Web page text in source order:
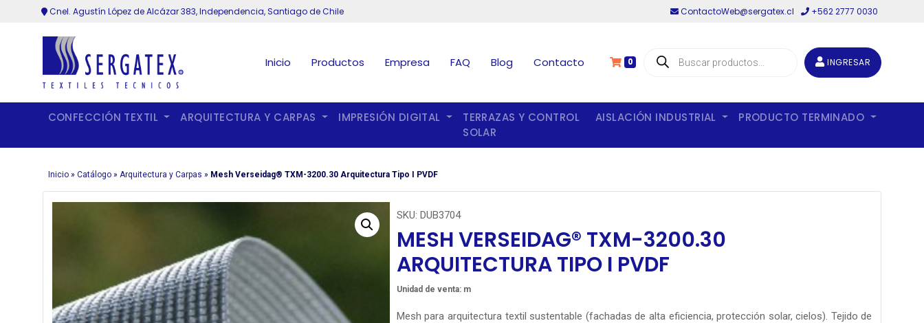
Cnel. Agustín López de Alcázar 383, Independencia, Santiago de Chile ContactoWeb@sergatex.cl +562 2777 0030
Inicio Productos Empresa FAQ Blog Contacto 0
Búsqueda
de INGRESAR
CONFECCIÓN TEXTIL ARQUITECTURA Y CARPAS IMPRESIÓN DIGITAL
TERRAZAS Y CONTROL
SOLAR
AISLACIÓN INDUSTRIAL PRODUCTO TERMINADO
Inicio» Catálogo» Arquitectura y Carpas » Mesh Verseidag® TXM-3200.30 Arquitectura Tipo I PVDF
SKU: DUB3704
MESH VERSEIDAG® TXM-3200.30
ARQUITECTURA TIPO I PVDF
Unidad de venta: m
Mesh para arquitectura textil sustentable (fachadas de alta eficiencia, protección solar, cielos). Tejido de